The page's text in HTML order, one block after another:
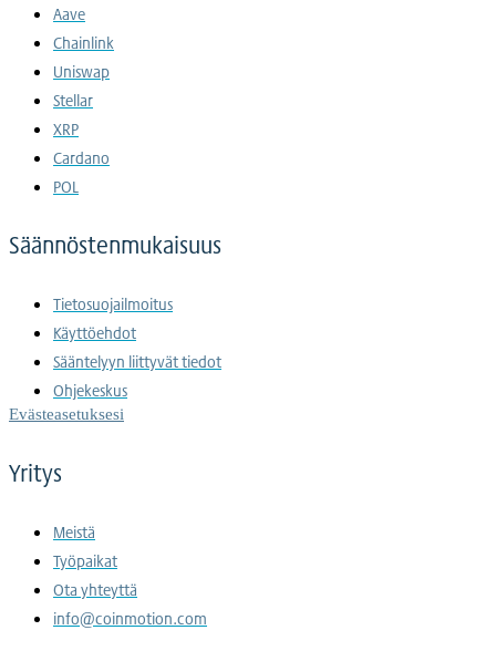
Aave
Chainlink
Uniswap
Stellar
XRP
Cardano
POL
Säännöstenmukaisuus
Tietosuojailmoitus
Käyttöehdot
Sääntelyyn liittyvät tiedot
Ohjekeskus
Evästeasetuksesi
Yritys
Meistä
Työpaikat
Ota yhteyttä
info@coinmotion.com